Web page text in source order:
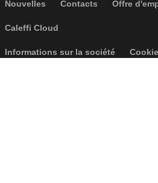
Footer secondary
Nouvelles Contacts Offre
Caleffi Cloud
Footer menu
Informations sur la société